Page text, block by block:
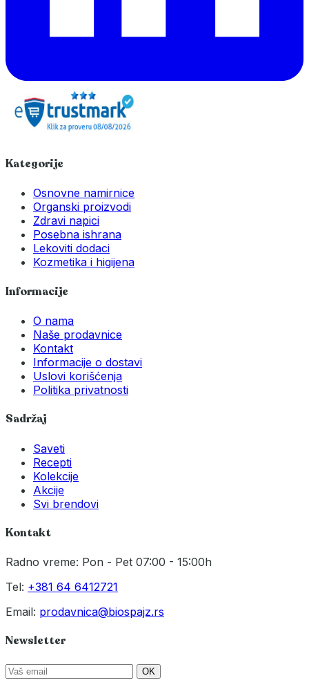
Kategorije
Osnovne namirnice
Organski proizvodi
Zdravi napici
Posebna ishrana
Lekoviti dodaci
Kozmetika i higijena
Informacije
O nama
Naše prodavnice
Kontakt
Informacije o dostavi
Uslovi korišćenja
Politika privatnosti
Sadržaj
Saveti
Recepti
Kolekcije
Akcije
Svi brendovi
Kontakt
Radno vreme: Pon - Pet 07:00 - 15:00h
Tel: +381 64 6412721
Email: prodavnica@biospajz.rs
Newsletter
OK